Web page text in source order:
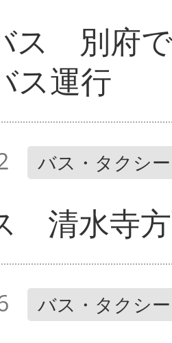
ス 別府
ス運行
バス・タクシー
清水寺
バス・タクシー